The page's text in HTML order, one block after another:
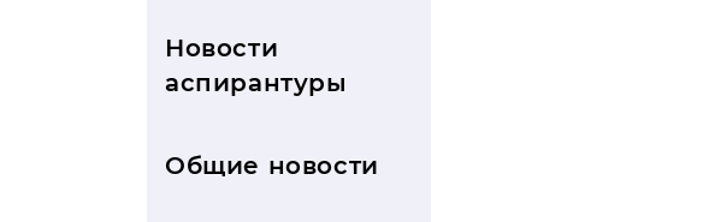
Новости
аспирантуры
Общие новости